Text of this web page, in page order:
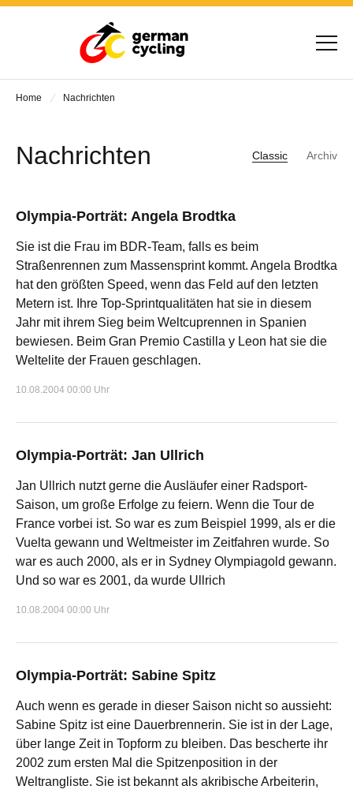
Home Nachrichten
Nachrichten Classic Archiv
Olympia-Porträt: Angela Brodtka
Sie ist die Frau im BDR-Team, falls es beim
Straßenrennen zum Massensprint kommt. Angela Brodtka
hat den größten Speed, wenn das Feld auf den letzten
Metern ist. Ihre Top-Sprintqualitäten hat sie in diesem
Jahr mit ihrem Sieg beim Weltcuprennen in Spanien
bewiesen. Beim Gran Premio Castilla y Leon hat sie die
Weltelite der Frauen geschlagen.
10.08.2004 00:00 Uhr
Olympia-Porträt: Jan Ullrich
Jan Ullrich nutzt gerne die Ausläufer einer Radsport-
Saison, um große Erfolge zu feiern. Wenn die Tour de
France vorbei ist. So war es zum Beispiel 1999, als er die
Vuelta gewann und Weltmeister im Zeitfahren wurde. So
war es auch 2000, als er in Sydney Olympiagold gewann.
Und so war es 2001, da wurde Ullrich
10.08.2004 00:00 Uhr
Olympia-Porträt: Sabine Spitz
Auch wenn es gerade in dieser Saison nicht so aussieht:
Sabine Spitz ist eine Dauerbrennerin. Sie ist in der Lage,
über lange Zeit in Topform zu bleiben. Das bescherte ihr
2002 zum ersten Mal die Spitzenposition in der
Weltrangliste. Sie ist bekannt als akribische Arbeiterin,